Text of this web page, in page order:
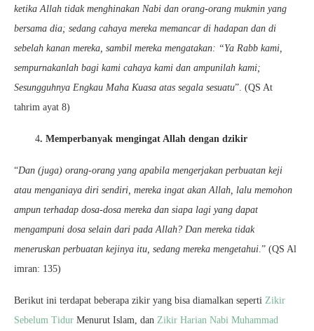
ketika Allah tidak menghinakan Nabi dan orang-orang mukmin yang
bersama dia; sedang cahaya mereka memancar di hadapan dan di
sebelah kanan mereka, sambil mereka mengatakan: “Ya Rabb kami,
sempurnakanlah bagi kami cahaya kami dan ampunilah kami;
Sesungguhnya Engkau Maha Kuasa atas segala sesuatu”. (QS At
tahrim ayat 8)
4. Memperbanyak mengingat Allah dengan dzikir
“Dan (juga) orang-orang yang apabila mengerjakan perbuatan keji
atau menganiaya diri sendiri, mereka ingat akan Allah, lalu memohon
ampun terhadap dosa-dosa mereka dan siapa lagi yang dapat
mengampuni dosa selain dari pada Allah? Dan mereka tidak
meneruskan perbuatan kejinya itu, sedang mereka mengetahui.” (QS Al
imran: 135)
Berikut ini terdapat beberapa zikir yang bisa diamalkan seperti Zikir
Sebelum Tidur Menurut Islam, dan Zikir Harian Nabi Muhammad